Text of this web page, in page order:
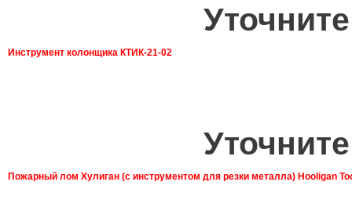
Инструмент колонщика КТИК-21-02
Пожарный лом Хулиган (с инструментом для резки металла) Hooligan